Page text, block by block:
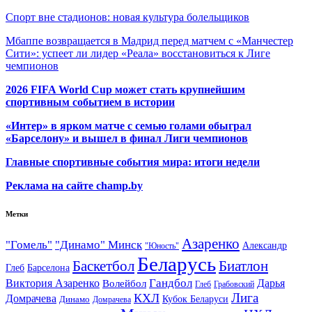
Спорт вне стадионов: новая культура болельщиков
Мбаппе возвращается в Мадрид перед матчем с «Манчестер
Сити»: успеет ли лидер «Реала» восстановиться к Лиге
чемпионов
2026 FIFA World Cup может стать крупнейшим
спортивным событием в истории
«Интер» в ярком матче с семью голами обыграл
«Барселону» и вышел в финал Лиги чемпионов
Главные спортивные события мира: итоги недели
Реклама на сайте champ.by
Метки
"Гомель" "Динамо" Минск "Юность" Азаренко Александр
Глеб Барселона Баскетбол БеларусьБиатлон
Виктория Азаренко Волейбол Гандбол Глеб Грабовский Дарья
Домрачева Динамо Домрачева КХЛ Кубок Беларуси Лига